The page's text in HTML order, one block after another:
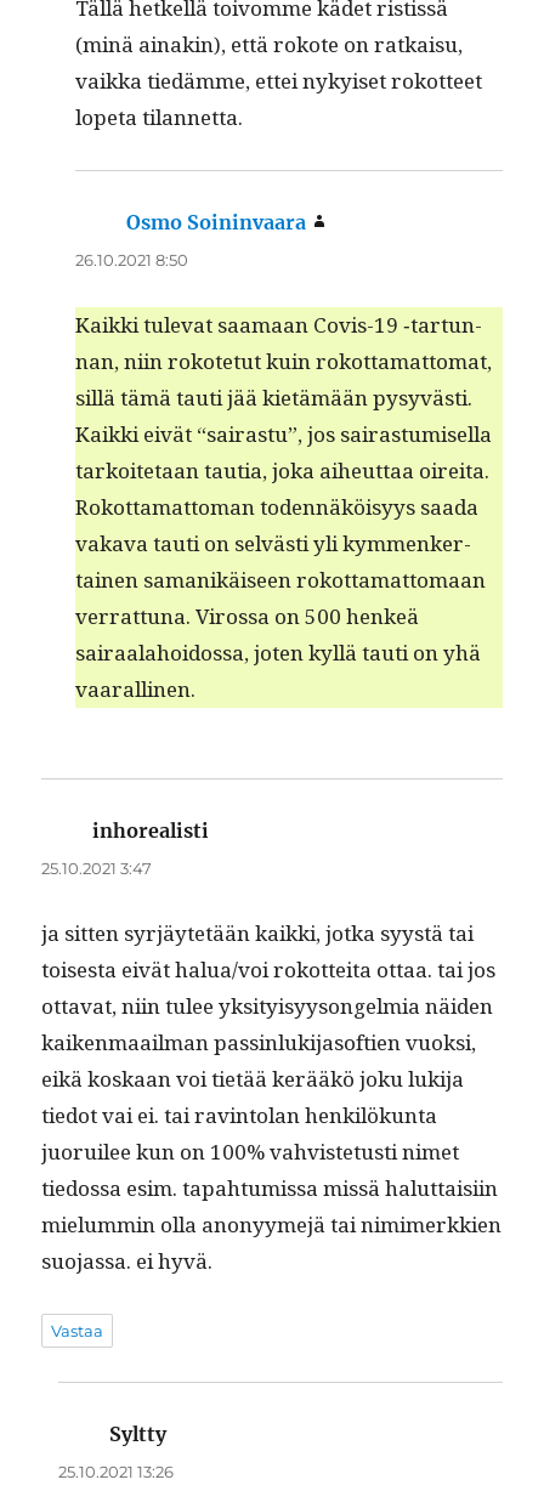
Täl­lä het­kel­lä toivomme kädet ris­tis­sä
(minä ainakin), että rokote on ratkaisu,
vaik­ka tiedämme, ettei nykyiset rokot­teet
lope­ta tilannetta.
Osmo Soininvaara
26.10.2021 8:50
Kaik­ki tule­vat saa­maan Covis-19 ‑tar­tun­
nan, niin rokote­tut kuin rokot­ta­mat­tomat,
sil­lä tämä tau­ti jää kietämään pysyvästi.
Kaik­ki eivät “sairas­tu”, jos sairas­tu­misel­la
tarkoite­taan tau­tia, joka aiheut­taa oire­i­ta.
Rokot­ta­mat­toman toden­näköisyys saa­da
vaka­va tau­ti on selvästi yli kym­menker­
tainen samanikäiseen rokot­ta­mat­tomaan
ver­rat­tuna. Virossa on 500 henkeä
sairaala­hoi­dos­sa, joten kyl­lä tau­ti on yhä
vaarallinen.
inhorealisti
25.10.2021 3:47
ja sit­ten syr­jäytetään kaik­ki, jot­ka syys­tä tai
tois­es­ta eivät halua/voi rokot­tei­ta ottaa. tai jos
otta­vat, niin tulee yksi­ty­isyysongelmia näi­den
kaiken­maail­man passin­luk­i­ja­sof­t­ien vuok­si,
eikä koskaan voi tietää kerääkö joku luk­i­ja
tiedot vai ei. tai rav­in­tolan henkilökun­ta
juoruilee kun on 100% vahvis­te­tusti nimet
tiedos­sa esim. tapah­tu­mis­sa mis­sä halut­taisi­in
mielum­min olla anonyymejä tai nim­imerkkien
suo­jas­sa. ei hyvä.
Vastaa
Sylttysanoo:
25.10.2021 13:26